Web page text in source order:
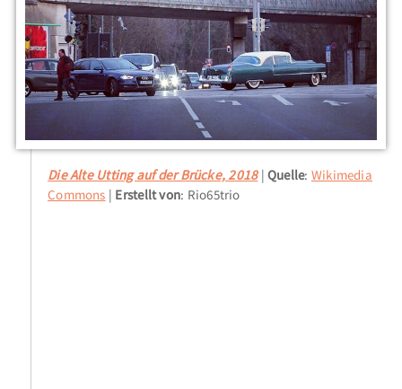
Die Alte Utting auf der Brücke, 2018 Quelle: Wikimedia
Commons
Erstellt von: Rio65trio